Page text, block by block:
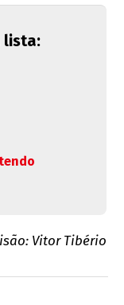
lista:
Vitor Tibério